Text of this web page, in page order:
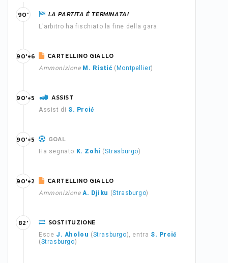
LA PARTITA È TERMINATA!
L'arbitro ha fischiato la fine della gara.
90'
CARTELLINO GIALLO
Ammonizione M. Ristić ( Montpellier)
90'+6
ASSIST
Assist di S. Prcić
90'+5
GOAL
Ha segnato K. Zohi (Strasburgo)
90'+5
CARTELLINO GIALLO
Ammonizione A. Djiku (Strasburgo)
90'+2
SOSTITUZIONE
Esce J. Aholou (Strasburgo), entra S. Prcić
(Strasburgo)
82'